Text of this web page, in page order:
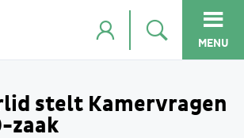
MENU
stelt Kamervragen
zaak